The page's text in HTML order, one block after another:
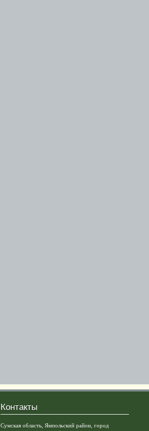
Контакты
Сумская область, Ямпольский район, город